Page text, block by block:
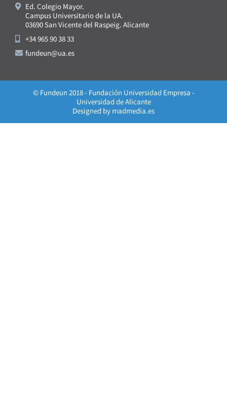
Ed. Colegio Mayor.
Campus Universitario de la UA.
03690 San Vicente del Raspeig. Alicante
+34 965 90 38 33
fundeun@ua.es
© Fundeun 2018 - Fundación Universidad Empresa -
Universidad de Alicante
Designed by madmedia.es